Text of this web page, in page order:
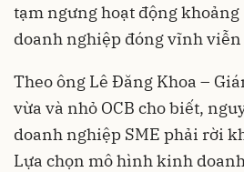
tạm ngưng hoạt động
doanh nghiệp đóng vĩnh
Theo ông Lê Đăng Khoa –
vừa và nhỏ OCB cho biết,
doanh nghiệp SME phải rời
Lựa chọn mô hình kinh